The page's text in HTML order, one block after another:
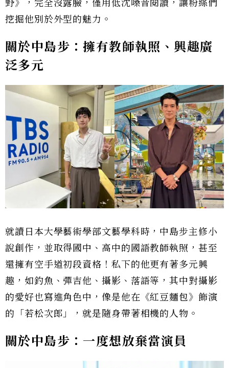
野》，完全沒露臉，僅用低沈嗓音閱讀，讓粉絲們
挖掘他別於外型的魅力。
關於中島步：擁有教師執照、興趣廣
泛多元
就讀日本大學藝術學部文藝學科時，中島步主修小
說創作，並取得國中、高中的國語教師執照，甚至
還擁有空手道初段資格！私下的他更有著多元興
趣，如釣魚、彈吉他、攝影、落語等，其中對攝影
的愛好也寫進角色中，像是他在《紅豆麵包》飾演
的「若松次郎」，就是隨身帶著相機的人物。
關於中島步：一度想放棄當演員